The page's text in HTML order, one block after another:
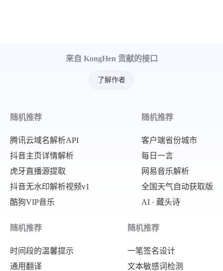
来自 KongHen 贡献的接口
了解作者
随机推荐
腾讯云域名解析API
抖音主页详情解析
虎牙直播源提取
抖音无水印解析视频v1
酷狗VIP音乐
随机推荐
客户端省份城市
每日一言
网易音乐解析
全国天气自动获取版
AI · 藏头诗
随机推荐
时间段的温馨提示
通用翻译
随机推荐
一笔签名设计
文本敏感词检测